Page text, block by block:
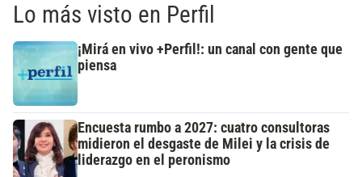
Lo más visto en Perfil
¡Mirá en vivo +Perfil!: un canal con gente que
piensa
Encuesta rumbo a 2027: cuatro consultoras
midieron el desgaste de Milei y la crisis de
liderazgo en el peronismo